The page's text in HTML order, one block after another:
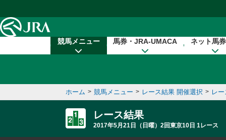
競馬メニュー 馬券・JRA-UMACA ネット馬
ホーム > 競馬メニュー > レース結果 開催選択 > レ
レース結果
2017年5月21日（日曜）2回東京10日 1レース